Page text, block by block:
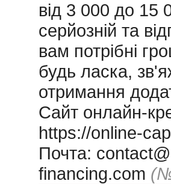
від 3 000 до 15
серйозній та
вам потрібні
будь ласка,
отримання
Сайт онлайн-
https://online-
Почта:
financing.com